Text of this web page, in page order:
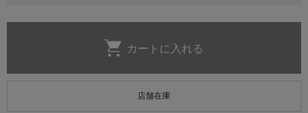
店舗在庫